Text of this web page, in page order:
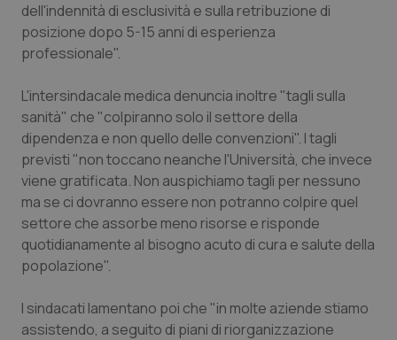
Lombardia
Molise
Piemonte
Provincia Autonoma di Bolzano
Provincia Autonoma di Trento
Puglia
Dolore
Epatiti
HIV
Infezioni & Febbre
Ipertensione & Scompenso
Malattie rare
dell'indennità di esclusività e sulla retribuzione di
posizione dopo 5-15 anni di esperienza
professionale".
L'intersindacale medica denuncia inoltre "tagli sulla
sanità" che "colpiranno solo il settore della
dipendenza e non quello delle convenzioni". I tagli
previsti "non toccano neanche l'Università, che invece
viene gratificata. Non auspichiamo tagli per nessuno
ma se ci dovranno essere non potranno colpire quel
settore che assorbe meno risorse e risponde
quotidianamente al bisogno acuto di cura e salute della
popolazione".
I sindacati lamentano poi che "in molte aziende stiamo
assistendo, a seguito di piani di riorganizzazione